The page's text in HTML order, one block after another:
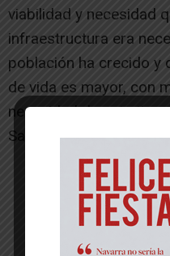
viabilidad y necesidad
infraestructura era
población ha crecido y
de vida es mayor, con
necesidad de este tipo
Sancho.[/ihc-hide-
--